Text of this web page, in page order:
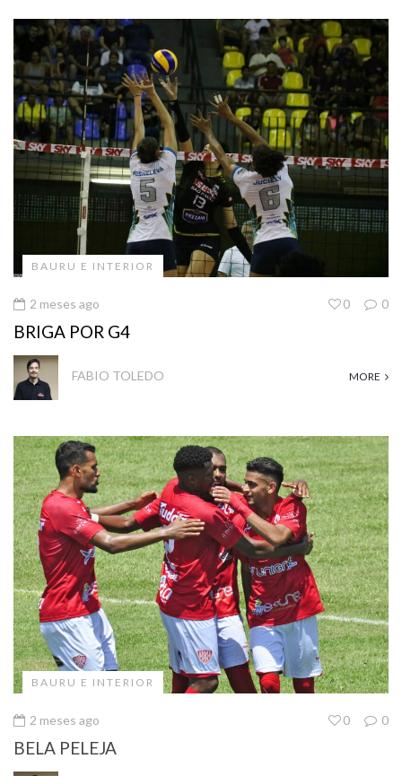
BAURU E INTERIOR
2 meses ago 0
0
BRIGA POR G4
FABIO TOLEDO MORE
BAURU E INTERIOR
2 meses ago 0
0
BELA PELEJA